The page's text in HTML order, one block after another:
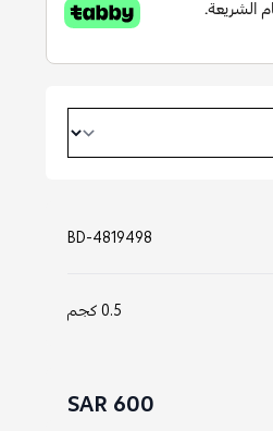
BD-4819498
0.5 كجم
600 SAR